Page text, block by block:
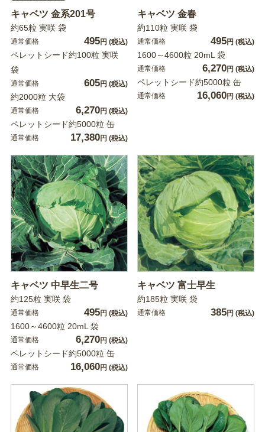
キャベツ 金系201号
約65粒 実咲 袋
通常価格 495円 (税込)
ペレットシード約100粒 実咲
袋
通常価格 605円 (税込)
約2000粒 大袋
通常価格 6,270円 (税込)
ペレットシード約5000粒 缶
通常価格 17,380円 (税込)
キャベツ 金春
約110粒 実咲 袋
通常価格 495円 (税込)
1600～4600粒 20mL 袋
通常価格 6,270円 (税込)
ペレットシード約5000粒 缶
通常価格 16,060円 (税込)
キャベツ 中早生二号
約125粒 実咲 袋
通常価格 495円 (税込)
1600～4600粒 20mL 袋
通常価格 6,270円 (税込)
ペレットシード約5000粒 缶
通常価格 16,060円 (税込)
キャベツ 富士早生
約185粒 実咲 袋
通常価格 385円 (税込)